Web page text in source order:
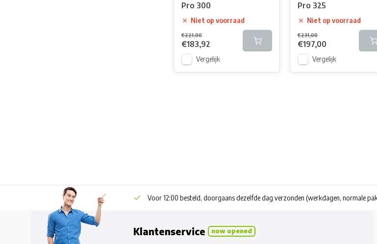
Pro 300
Niet op voorraad
€221,00
€183,92
Vergelijk
Pro 325
Niet op voorraad
€231,00
€197,00
Vergelijk
Voor 12:00 besteld, doorgaans dezelfde dag verzonden (werkdagen, normale
Klantenservice now opened